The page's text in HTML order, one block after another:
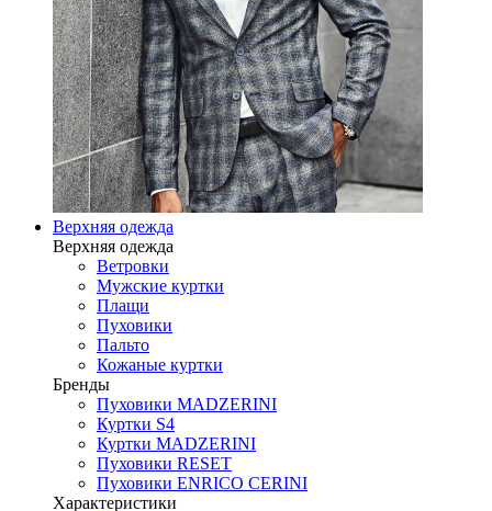
Верхняя одежда
Верхняя одежда
Ветровки
Мужские куртки
Плащи
Пуховики
Пальто
Кожаные куртки
Бренды
Пуховики MADZERINI
Куртки S4
Куртки MADZERINI
Пуховики RESET
Пуховики ENRICO CERINI
Характеристики